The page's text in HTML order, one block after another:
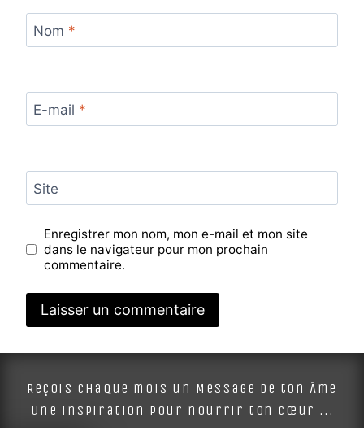
Nom *
E-mail *
Site
Enregistrer mon nom, mon e-mail et mon site
dans le navigateur pour mon prochain
commentaire.
Alternative:
Reçois chaque mois un Message de ton Âme
une inspiration pour nourrir ton cœur ...